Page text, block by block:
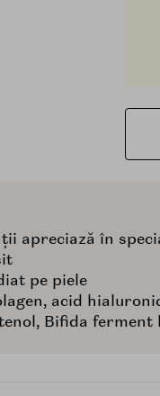
apreciază în
pe piele
acid
Bifida ferment